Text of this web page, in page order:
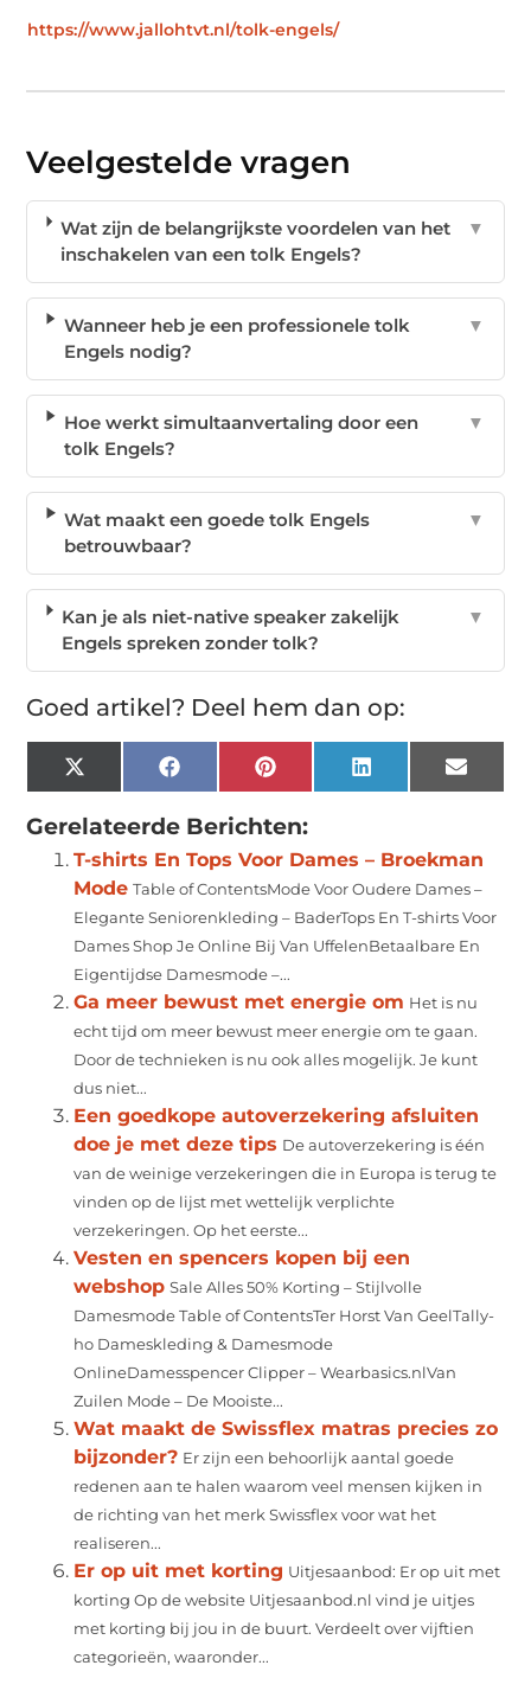
https://www.jallohtvt.nl/tolk-engels/
Veelgestelde vragen
Wat zijn de belangrijkste voordelen van het
inschakelen van een tolk Engels?
▼
Wanneer heb je een professionele tolk
Engels nodig?
▼
Hoe werkt simultaanvertaling door een
tolk Engels?
▼
Wat maakt een goede tolk Engels
betrouwbaar?
▼
Kan je als niet-native speaker zakelijk
Engels spreken zonder tolk?
▼
Goed artikel? Deel hem dan op:
X
(Twitter)
Facebook Pinterest LinkedIn Email
Gerelateerde Berichten:
T-shirts En Tops Voor Dames – Broekman
Mode Table of ContentsMode Voor Oudere Dames –
Elegante Seniorenkleding – BaderTops En T-shirts Voor
Dames Shop Je Online Bij Van UffelenBetaalbare En
Eigentijdse Damesmode –...
Ga meer bewust met energie om Het is nu
echt tijd om meer bewust meer energie om te gaan.
Door de technieken is nu ook alles mogelijk. Je kunt
dus niet...
Een goedkope autoverzekering afsluiten
doe je met deze tips De autoverzekering is één
van de weinige verzekeringen die in Europa is terug te
vinden op de lijst met wettelijk verplichte
verzekeringen. Op het eerste...
Vesten en spencers kopen bij een
webshop Sale Alles 50% Korting – Stijlvolle
Damesmode Table of ContentsTer Horst Van GeelTally-
ho Dameskleding & Damesmode
OnlineDamesspencer Clipper – Wearbasics.nlVan
Zuilen Mode – De Mooiste...
Wat maakt de Swissflex matras precies zo
bijzonder? Er zijn een behoorlijk aantal goede
redenen aan te halen waarom veel mensen kijken in
de richting van het merk Swissflex voor wat het
realiseren...
Er op uit met korting Uitjesaanbod: Er op uit met
korting Op de website Uitjesaanbod.nl vind je uitjes
met korting bij jou in de buurt. Verdeelt over vijftien
categorieën, waaronder...